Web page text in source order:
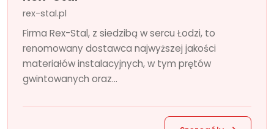
rex-stal.pl
Firma Rex-Stal, z siedzibą w sercu Łodzi, to
renomowany dostawca najwyższej jakości
materiałów instalacyjnych, w tym prętów
gwintowanych oraz...